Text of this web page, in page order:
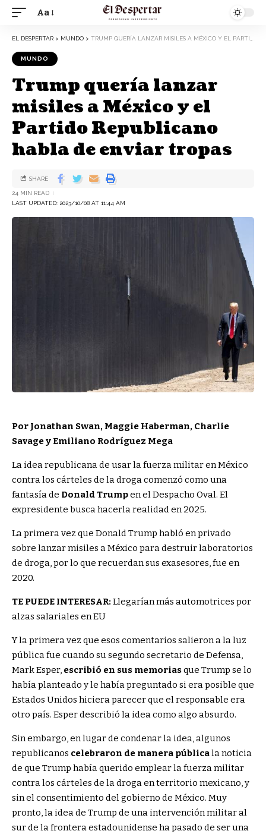
Aa
EL DESPERTAR > MUNDO > TRUMP QUERÍA LANZAR MISILES A MÉXICO Y EL PARTIDO REPUBLICANO HABLA DE ENVIAR TROPAS
MUNDO
Trump quería lanzar
misiles a México y el
Partido Republicano
habla de enviar tropas
LAST UPDATED: 2023/10/08 AT 11:44 AM
24 MIN READ
SHARE
Por Jonathan Swan, Maggie Haberman, Charlie
Savage y Emiliano Rodríguez Mega
La idea republicana de usar la fuerza militar en México
contra los cárteles de la droga comenzó como una
fantasía de Donald Trumpen el Despacho Oval. El
expresidente busca hacerla realidad en 2025.
La primera vez que Donald Trump habló en privado
sobre lanzar misiles a México para destruir laboratorios
de droga, por lo que recuerdan sus exasesores, fue en
2020.
TE PUEDE INTERESAR: Llegarían más automotrices por
alzas salariales en EU
Y la primera vez que esos comentarios salieron a la luz
pública fue cuando su segundo secretario de Defensa,
Mark Esper, escribió en sus memoriasque Trump se lo
había planteado y le había preguntado si era posible que
Estados Unidos hiciera parecer que el responsable era
otro país. Esper describió la idea como algo absurdo.
Sin embargo, en lugar de condenar la idea, algunos
republicanos celebraron de manera públicala noticia
de que Trump había querido emplear la fuerza militar
contra los cárteles de la droga en territorio mexicano, y
sin el consentimiento del gobierno de México. Muy
pronto, la idea de Trump de una intervención militar al
sur de la frontera estadounidense ha pasado de ser una